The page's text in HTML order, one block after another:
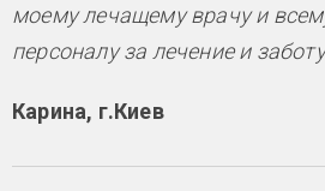
моему лечащему врачу и
персоналу за лечение и
Карина, г.Киев